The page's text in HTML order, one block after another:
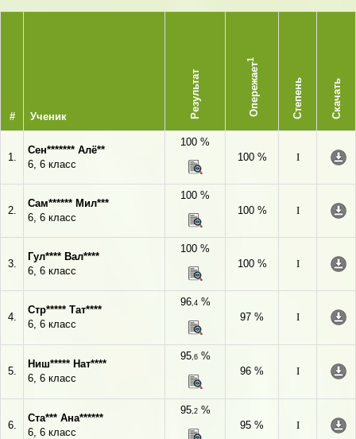
# Ученик Результат Опережает
1
Степень Скачать
1.
Сен******* Алё**
6, 6 класс
100 %
100 %
I
2.
Сам****** Мил***
6, 6 класс
100 %
100 %
I
3.
Гул**** Вал****
6, 6 класс
100 %
100 %
I
4.
Стр***** Тат****
6, 6 класс
96,4%
97 %
I
5.
Ниш***** Нат****
6, 6 класс
95,6%
96 %
I
6.
Ста*** Ана******
6, 6 класс
95,2%
95 %
I